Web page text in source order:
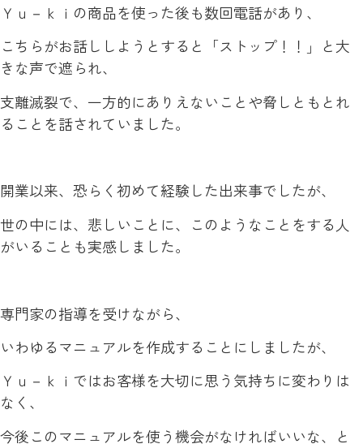
Ｙｕ－ｋｉの商品を使った後も数回電話があり、
こちらがお話ししようとすると「ストップ！！」と大
きな声で遮られ、
支離滅裂で、一方的にありえないことや脅しともとれ
ることを話されていました。
開業以来、恐らく初めて経験した出来事でしたが、
世の中には、悲しいことに、このようなことをする人
がいることも実感しました。
専門家の指導を受けながら、
いわゆるマニュアルを作成することにしましたが、
Ｙｕ－ｋｉではお客様を大切に思う気持ちに変わりは
なく、
今後このマニュアルを使う機会がなければいいな、と